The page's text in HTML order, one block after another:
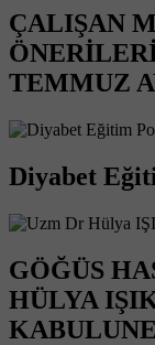
ÇALIŞAN
TEMMUZ
Diyabet
GÖĞÜS
HÜLYA